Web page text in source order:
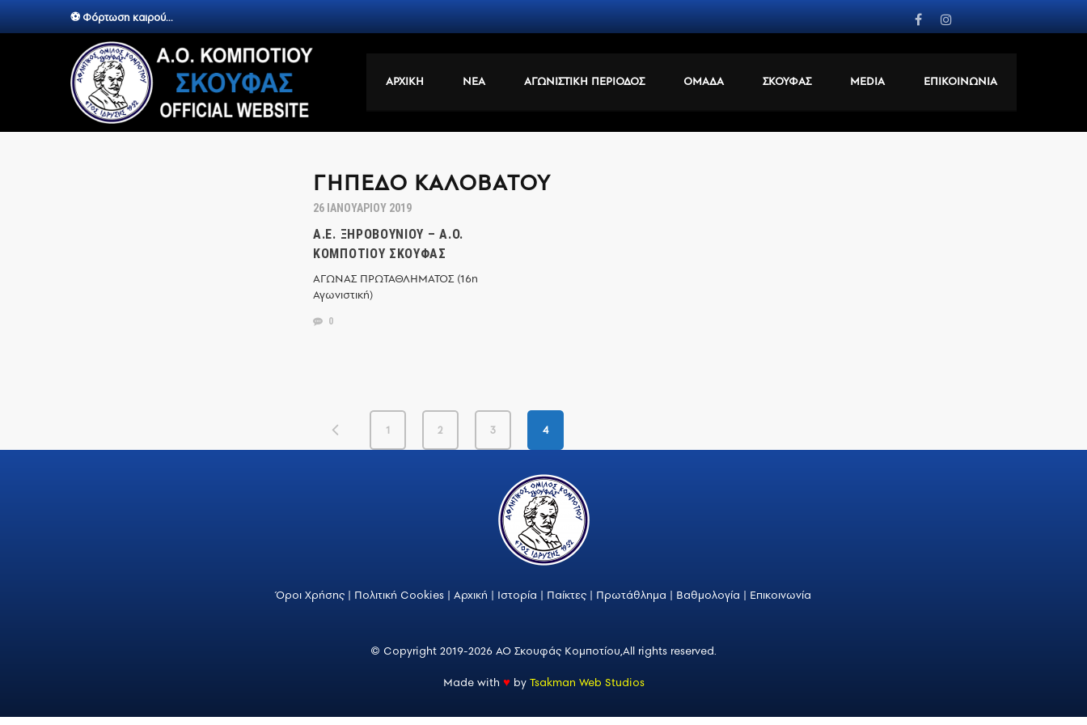
⚽ Φόρτωση καιρού...
ΑΡΧΙΚΗ ΝΕΑ ΑΓΩΝΙΣΤΙΚΗ ΠΕΡΙΟΔΟΣ ΟΜΑΔΑ ΣΚΟΥΦΑΣ MEDIA ΕΠΙΚΟΙΝΩΝΙΑ
ΓΉΠΕΔΟ ΚΑΛΟΒΆΤΟΥ
26 ΙΑΝΟΥΑΡΊΟΥ 2019
Α.Ε. ΞΗΡΟΒΟΥΝΊΟΥ – Α.Ο.
ΚΟΜΠΟΤΊΟΥ ΣΚΟΥΦΆΣ
ΑΓΩΝΑΣ ΠΡΩΤΑΘΛΗΜΑΤΟΣ (16η
Αγωνιστική)
0
1 2 3 4
Όροι Χρήσης | Πολιτική Cookies | Αρχική | Ιστορία | Παίκτες | Πρωτάθλημα | Βαθμολογία | Επικοινωνία
© Copyright 2019-2026 ΑΟ Σκουφάς Κομποτίου,All rights reserved.
Made with ♥ by Tsakman Web Studios